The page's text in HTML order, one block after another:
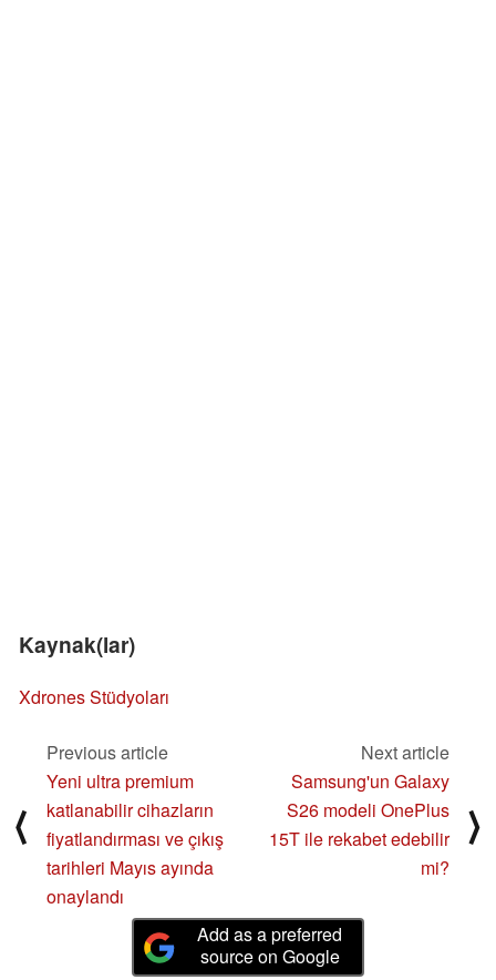
Kaynak(lar)
Xdrones Stüdyoları
⟨
Previous article
Yeni ultra premium
katlanabilir cihazların
fiyatlandırması ve çıkış
tarihleri Mayıs ayında
onaylandı
Next article
Samsung'un Galaxy
S26 modeli OnePlus
15T ile rekabet edebilir
mi?
⟩
Add as a preferred
source on Google